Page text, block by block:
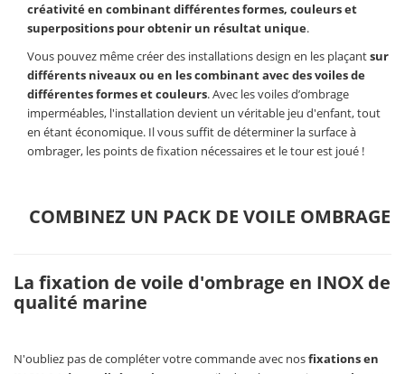
créativité en combinant différentes formes, couleurs et
superpositions pour obtenir un résultat unique.
Vous pouvez même créer des installations design en les plaçantsur
différents niveaux ou en les combinant avec des voiles de
différentes formes et couleurs. Avec les voiles d’ombrage
imperméables, l'installation devient un véritable jeu d'enfant, tout
en étant économique. Il vous suffit de déterminer la surface à
ombrager, les points de fixation nécessaires et le tour est joué !
COMBINEZ UN PACK DE VOILE OMBRAGE
La fixation de voile d'ombrage en INOX de
qualité marine
N'oubliez pas de compléter votre commande avec nosfixations en